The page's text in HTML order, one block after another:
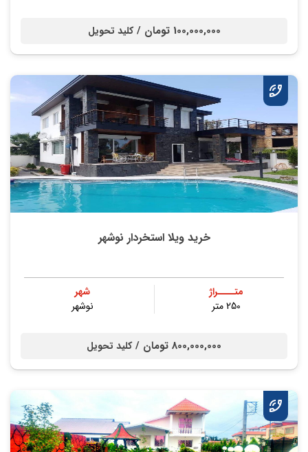
100,000,000 تومان / کلید تحویل
خرید ویلا استخردار نوشهر
متــــراژ
250 متر
شهر
نوشهر
800,000,000 تومان / کلید تحویل